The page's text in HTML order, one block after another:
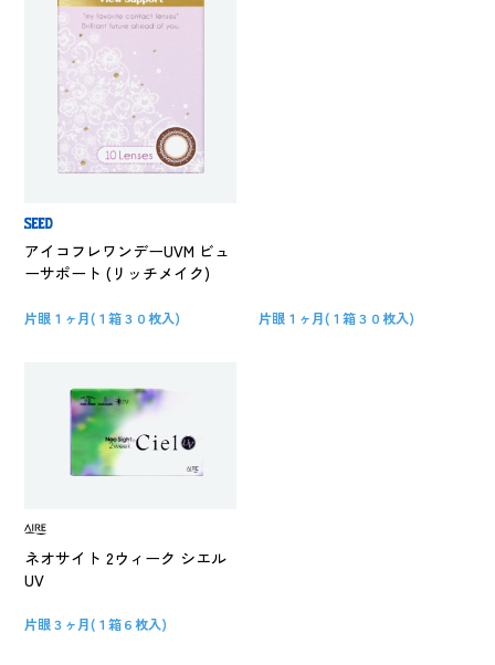
アイコフレワンデーUVM ビュ
ーサポート (リッチメイク)
片眼１ヶ月(１箱３０枚入) 片眼１ヶ月(１箱３０枚入)
ネオサイト 2ウィーク シエル
UV
片眼３ヶ月(１箱６枚入)